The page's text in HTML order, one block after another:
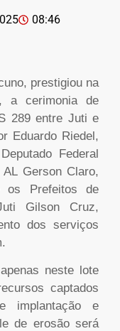
08:46
prestigiou na
a cerimonia de
289 entre Juti e
Eduardo Riedel,
Federal
Gerson Claro,
os Prefeitos de
Gilson Cruz,
dos serviços
neste lote
captados
implantação e
de erosão será